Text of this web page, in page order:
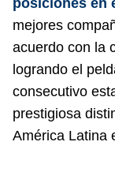
mejores
acuerdo con la
logrando el
consecutivo
prestigiosa
América Latina